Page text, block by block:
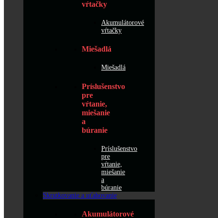
vŕtačky
Akumulátorové
vŕtačky
Miešadlá
Miešadlá
Príslušenstvo
pre
vŕtanie,
miešanie
a
búranie
Príslušenstvo
pre
vŕtanie,
miešanie
a
búranie
Skrutkovanie a uťahovanie
Akumulátorové